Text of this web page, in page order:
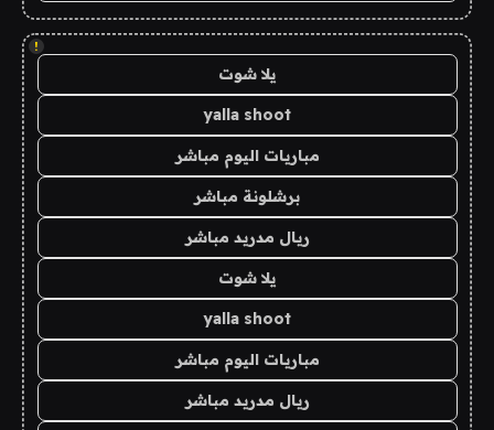
!
يلا شوت
yalla shoot
مباريات اليوم مباشر
برشلونة مباشر
ريال مدريد مباشر
يلا شوت
yalla shoot
مباريات اليوم مباشر
ريال مدريد مباشر